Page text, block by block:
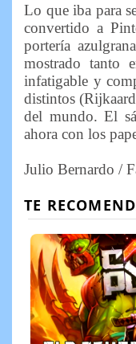
Lo que iba para
convertido a
portería
mostrado tanto
infatigable y
distintos
del mundo. El
ahora con los
Julio Bernardo /